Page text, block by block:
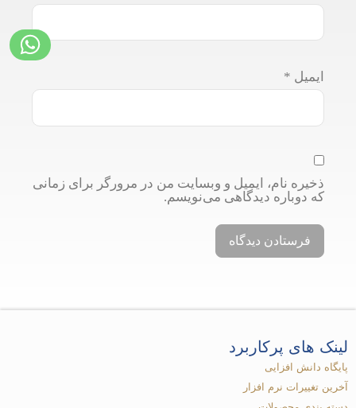
ایمیل *
ذخیره نام، ایمیل و وبسایت من در مرورگر برای زمانی
که دوباره دیدگاهی می‌نویسم.
لینک های پرکاربرد​
پایگاه دانش افزایی
آخرین تغییرات نرم افزار